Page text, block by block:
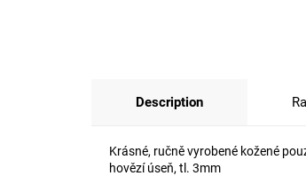
Description
Krásné, ručně vyrobené kožené
hovězí úseň, tl. 3mm